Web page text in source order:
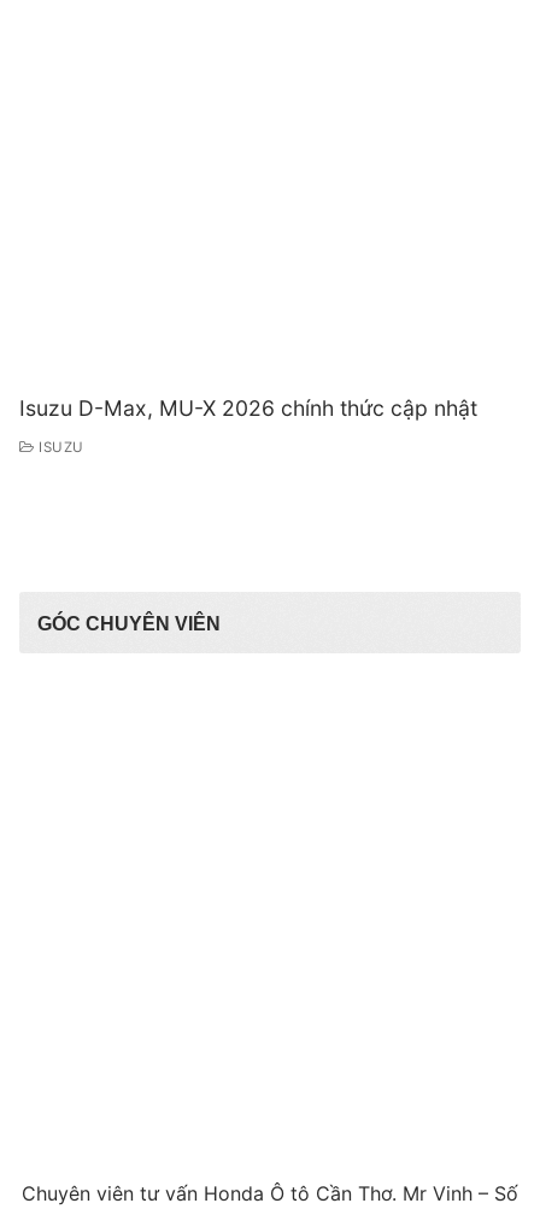
Isuzu D-Max, MU-X 2026 chính thức cập nhật
ISUZU
GÓC CHUYÊN VIÊN
Chuyên viên tư vấn Honda Ô tô Cần Thơ. Mr Vinh – Số